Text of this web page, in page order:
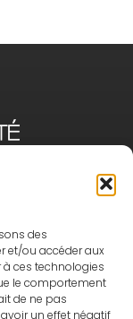
des
et/ou accéder aux
ces technologies
le comportement
de ne pas
un effet négatif
Qc J1G 1E4
300-8103